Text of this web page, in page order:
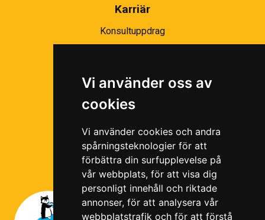
Vi använder oss av
cookies
Vi använder cookies och andra
spårningsteknologier för att
förbättra din surfupplevelse på
vår webbplats, för att visa dig
personligt innehåll och riktade
annonser, för att analysera vår
webbplatstrafik och för att förstå
Karriär
Konsultuppdrag
Ramavtal